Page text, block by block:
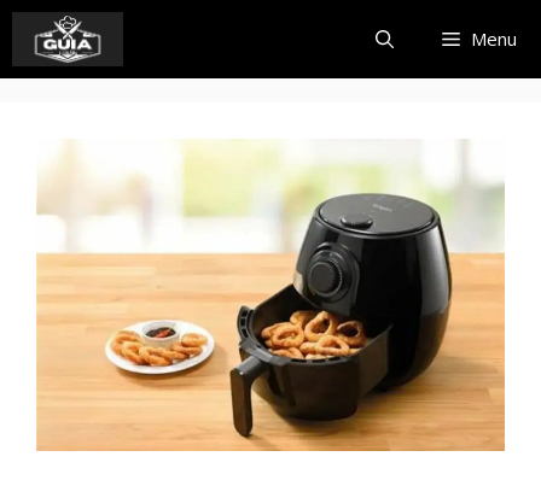
Pular
para
o
Menu